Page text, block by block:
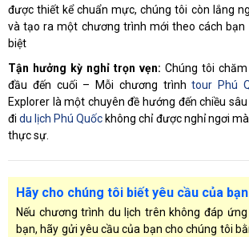
được thiết kể chuẩn mực, chúng tôi còn lắng
và tạo ra một chương trình mới theo cách
biệt
Tận hưởng kỳ nghỉ trọn vẹn: Chúng tôi
đầu đến cuối – Mỗi chương trìnhtour Phú
Explorer là một chuyên đề hướng đến chiều
đidu lịch Phú Quốc không chỉ được nghỉ ngơi
thực sự.
Hãy cho chúng tôi biết yêu cầu của bạn
Nếu chương trình du lịch trên không đáp
bạn, hãy gửi yêu cầu của bạn cho chúng tôi